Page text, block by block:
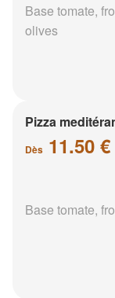
Base tomate,
olives
Pizza
Dès 11.50 €
Base tomate,